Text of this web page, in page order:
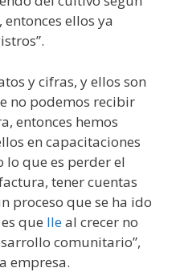
ellos ya
y cifras, y ellos son
no podemos recibir
entonces hemos
en capacitaciones
lo que es perder el
tener cuentas
proceso que se ha ido
que Ileal crecer no
comunitario”,
empresa.